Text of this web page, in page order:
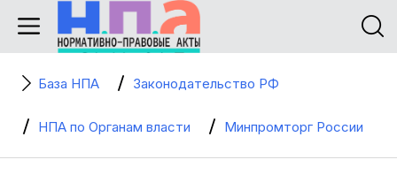
База НПА Законодательство РФ
НПА по Органам власти Минпромторг России